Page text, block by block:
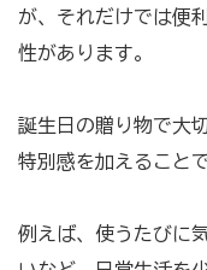
が、それだけでは便
性があります。
誕生日の贈り物で大
特別感を加えることで
例えば、使うたびに